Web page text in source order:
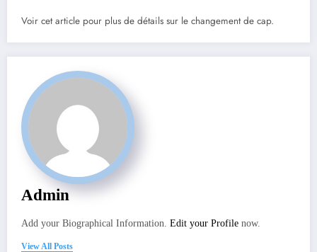
Voir cet article pour plus de détails sur le changement de cap.
Admin
Add your Biographical Information. Edit your Profile now.
View All Posts